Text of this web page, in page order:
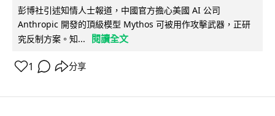
彭博社引述知情人士報道，中國官方擔心美國 AI 公司
Anthropic 開發的頂級模型 Mythos 可被用作攻擊武器，正研
究反制方案。知...
閱讀全文
1 分享